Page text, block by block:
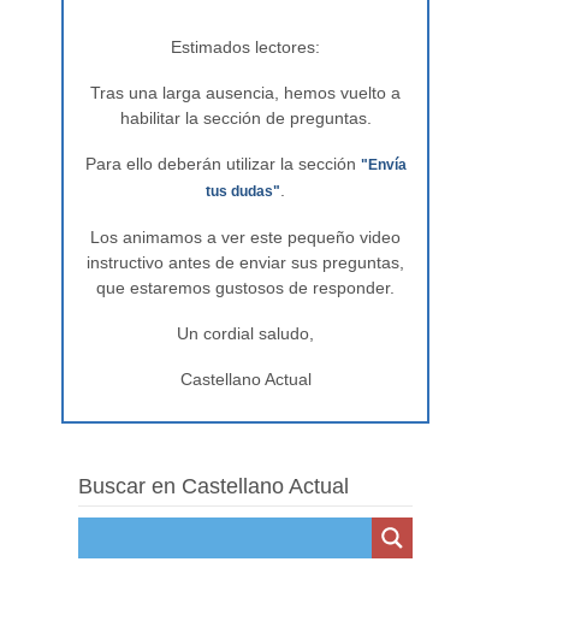
Estimados lectores:
Tras una larga ausencia, hemos vuelto a
habilitar la sección de preguntas.
Para ello deberán utilizar la sección "Envía
tus dudas"
Los animamos a ver este pequeño video
instructivo antes de enviar sus preguntas,
que estaremos gustosos de responder.
Un cordial saludo,
Castellano Actual
Buscar en Castellano Actual